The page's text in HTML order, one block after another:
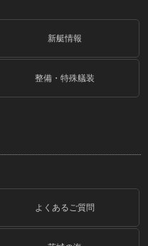
新艇情報
整備・特殊艤装
よくあるご質問